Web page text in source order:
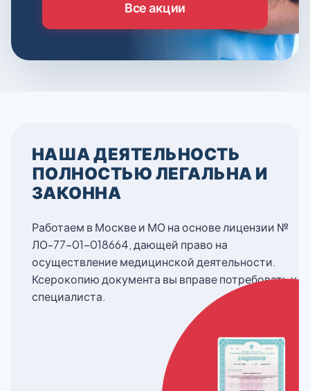
Все акции
НАША ДЕЯТЕЛЬНОСТЬ
ПОЛНОСТЬЮ ЛЕГАЛЬНА И
ЗАКОННА
Работаем в Москве и МО на основе лицензии №
ЛО-77-01-018664, дающей право на
осуществление медицинской деятельности.
Ксерокопию документа вы вправе потребовать у
специалиста.